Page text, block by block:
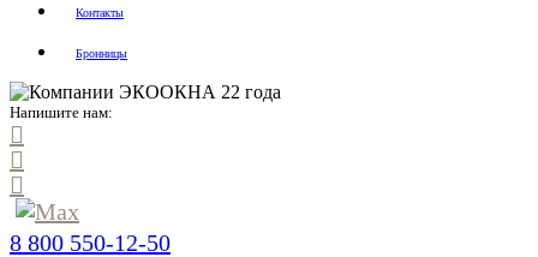
Контакты
Бронницы
Напишите нам:
8 800 550-12-50